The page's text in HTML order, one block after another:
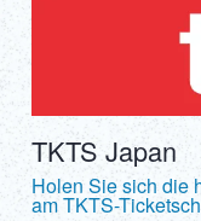
TKTS Japan
Holen Sie sich die
am TKTS-